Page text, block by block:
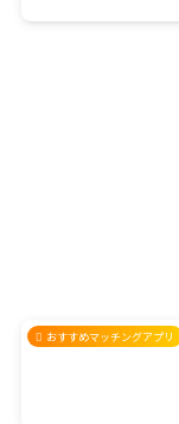
おすすめマッチングアプリ